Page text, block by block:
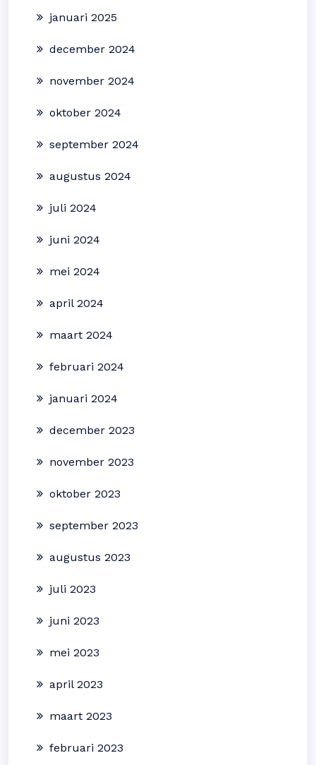
januari 2025
december 2024
november 2024
oktober 2024
september 2024
augustus 2024
juli 2024
juni 2024
mei 2024
april 2024
maart 2024
februari 2024
januari 2024
december 2023
november 2023
oktober 2023
september 2023
augustus 2023
juli 2023
juni 2023
mei 2023
april 2023
maart 2023
februari 2023